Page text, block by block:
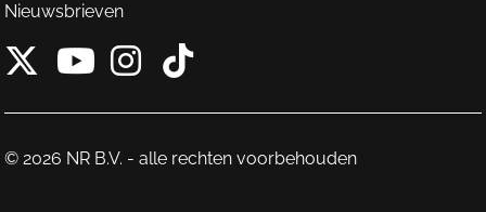
Nieuwsbrieven
X van NieuwRechts
Instagram van
Tiktok van
© 2026 NR B.V. - alle rechten voorbehouden